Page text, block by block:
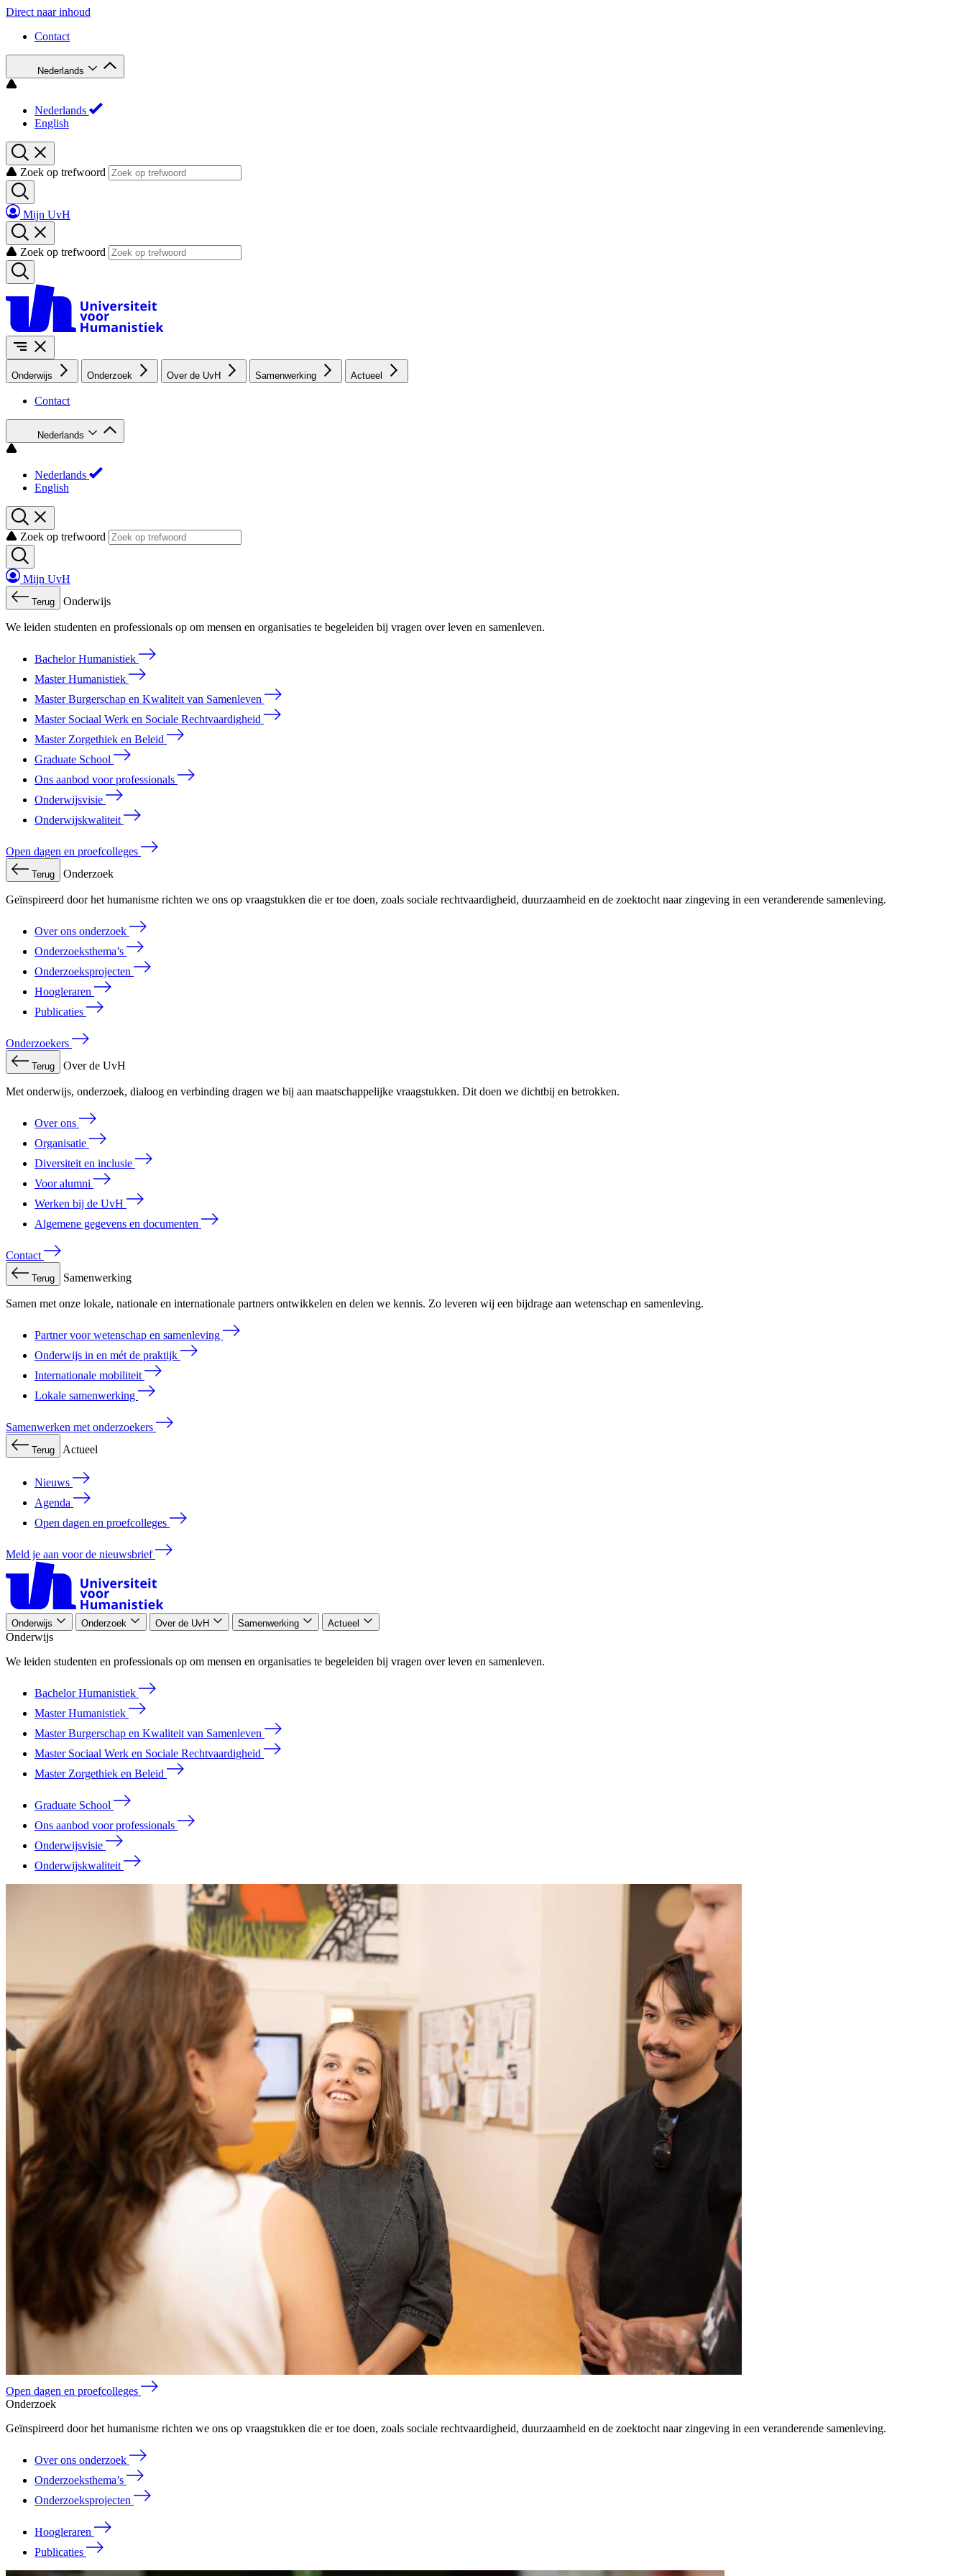
Direct naar inhoud
Contact
Nederlands
Nederlands
English
Zoek op trefwoord
Mijn UvH
Zoek op trefwoord
Onderwijs Onderzoek Over de UvH Samenwerking Actueel
Contact
Nederlands
Nederlands
English
Zoek op trefwoord
Mijn UvH
Terug Onderwijs
We leiden studenten en professionals op om mensen en organisaties te begeleiden bij vragen over leven en samenleven.
Bachelor Humanistiek
Master Humanistiek
Master Burgerschap en Kwaliteit van Samenleven
Master Sociaal Werk en Sociale Rechtvaardigheid
Master Zorgethiek en Beleid
Graduate School
Ons aanbod voor professionals
Onderwijsvisie
Onderwijskwaliteit
Open dagen en proefcolleges
Terug Onderzoek
Geïnspireerd door het humanisme richten we ons op vraagstukken die er toe doen, zoals sociale rechtvaardigheid, duurzaamheid en de zoektocht naar zingeving in een veranderende samenleving.
Over ons onderzoek
Onderzoeksthema’s
Onderzoeksprojecten
Hoogleraren
Publicaties
Onderzoekers
Terug Over de UvH
Met onderwijs, onderzoek, dialoog en verbinding dragen we bij aan maatschappelijke vraagstukken. Dit doen we dichtbij en betrokken.
Over ons
Organisatie
Diversiteit en inclusie
Voor alumni
Werken bij de UvH
Algemene gegevens en documenten
Contact
Terug Samenwerking
Samen met onze lokale, nationale en internationale partners ontwikkelen en delen we kennis. Zo leveren wij een bijdrage aan wetenschap en samenleving.
Partner voor wetenschap en samenleving
Onderwijs in en mét de praktijk
Internationale mobiliteit
Lokale samenwerking
Samenwerken met onderzoekers
Terug Actueel
Nieuws
Agenda
Open dagen en proefcolleges
Meld je aan voor de nieuwsbrief
Onderwijs Onderzoek Over de UvH Samenwerking Actueel
Onderwijs
We leiden studenten en professionals op om mensen en organisaties te begeleiden bij vragen over leven en samenleven.
Bachelor Humanistiek
Master Humanistiek
Master Burgerschap en Kwaliteit van Samenleven
Master Sociaal Werk en Sociale Rechtvaardigheid
Master Zorgethiek en Beleid
Graduate School
Ons aanbod voor professionals
Onderwijsvisie
Onderwijskwaliteit
Open dagen en proefcolleges
Onderzoek
Geïnspireerd door het humanisme richten we ons op vraagstukken die er toe doen, zoals sociale rechtvaardigheid, duurzaamheid en de zoektocht naar zingeving in een veranderende samenleving.
Over ons onderzoek
Onderzoeksthema’s
Onderzoeksprojecten
Hoogleraren
Publicaties